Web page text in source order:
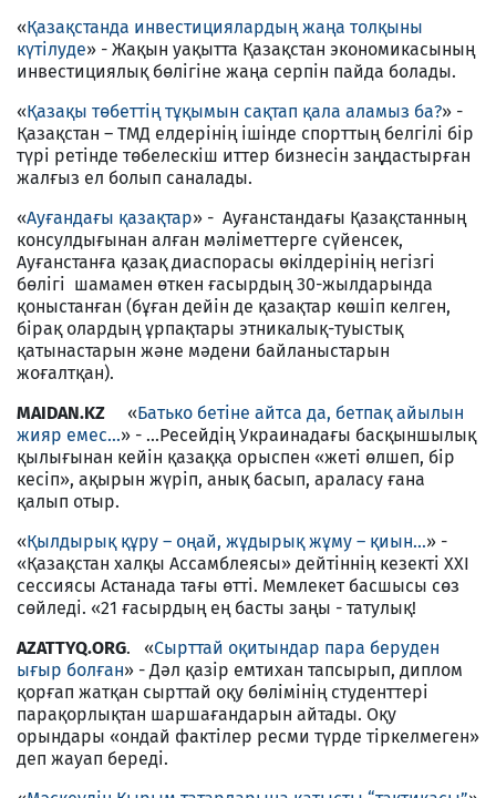
«Қазақстанда инвестициялардың жаңа толқыны
күтілуде» - Жақын уақытта Қазақстан экономикасының
инвестициялық бөлігіне жаңа серпін пайда болады.
«Қазақы төбеттің тұқымын сақтап қала аламыз ба?» -
Қазақстан – ТМД елдерінің ішінде спорттың белгілі бір
түрі ретінде төбелескіш иттер бизнесін заңдастырған
жалғыз ел болып саналады.
«Ауғандағы қазақтар» - Ауғанстандағы Қазақстанның
консулдығынан алған мәліметтерге сүйенсек,
Ауғанстанға қазақ диаспорасы өкілдерінің негізгі
бөлігі шамамен өткен ғасырдың 30-жылдарында
қоныстанған (бұған дейін де қазақтар көшіп келген,
бірақ олардың ұрпақтары этникалық-туыстық
қатынастарын және мәдени байланыстарын
жоғалтқан).
MAIDAN.KZ «Батько бетіне айтса да, бетпақ айылын
жияр емес...» - ...Ресейдің Украинадағы басқыншылық
қылығынан кейін қазаққа орыспен «жеті өлшеп, бір
кесіп», ақырын жүріп, анық басып, араласу ғана
қалып отыр.
«Қылдырық құру – оңай, жұдырық жұму – қиын...» -
«Қазақстан халқы Ассамблеясы» дейтіннің кезекті ХХІ
сессиясы Астанада тағы өтті. Мемлекет басшысы сөз
сөйледі. «21 ғасырдың ең басты заңы - татулық!
AZATTYQ.ORG. «Сырттай оқитындар пара беруден
ығыр болған» - Дәл қазір емтихан тапсырып, диплом
қорғап жатқан сырттай оқу бөлімінің студенттері
парақорлықтан шаршағандарын айтады. Оқу
орындары «ондай фактілер ресми түрде тіркелмеген»
деп жауап береді.